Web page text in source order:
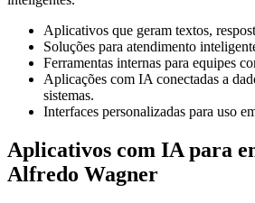
Aplicativos que geram textos,
Soluções para atendimento
Ferramentas internas para equipes
Aplicações com IA conectadas a
sistemas.
Interfaces personalizadas para uso
Aplicativos com IA para
Alfredo Wagner